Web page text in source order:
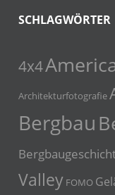
SCHLAGWÖRTER
4x4
Architekturfotografie
Bergbau
Valley FOMO